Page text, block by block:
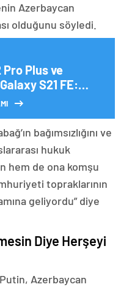
Azerbaycan
olduğunu söyledi.
Pro Plus ve
S21 FE:
iyi bir seçim?
bağımsızlığını ve
hukuk
hem de ona komşu
topraklarının
geliyordu” diye
Diye Herşeyi
Azerbaycan